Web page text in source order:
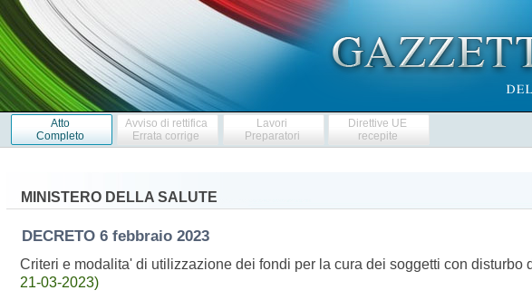
Atto
Completo
Avviso di rettifica
Errata corrige
Lavori
Preparatori
Direttive UE
recepite
MINISTERO DELLA SALUTE
DECRETO 6 febbraio 2023
Criteri e modalita' di utilizzazione dei fondi per la cura dei soggetti con
21-03-2023)